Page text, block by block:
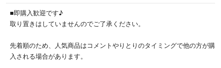
★クロスベルトで美姿勢＆バストアップ！
昼夜兼用使用できるお洒落な補正ブラ♪
■即購入歓迎です♪
取り置きはしていませんのでご了承ください。
先着順のため、人気商品はコメントやりとりのタイミングで他の方が購
入される場合があります。